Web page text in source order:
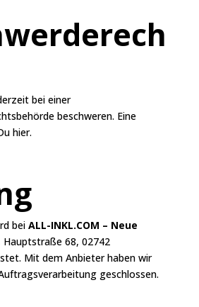
bei einer
beschweren. Eine
hier.
bei ALL-INKL.COM – Neue
Hauptstraße 68, 02742
Mit dem Anbieter haben wir
geschlossen.